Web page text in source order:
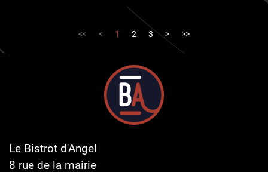
<< < 1 2 3 > >>
Le Bistrot d'Angel
8 rue de la mairie